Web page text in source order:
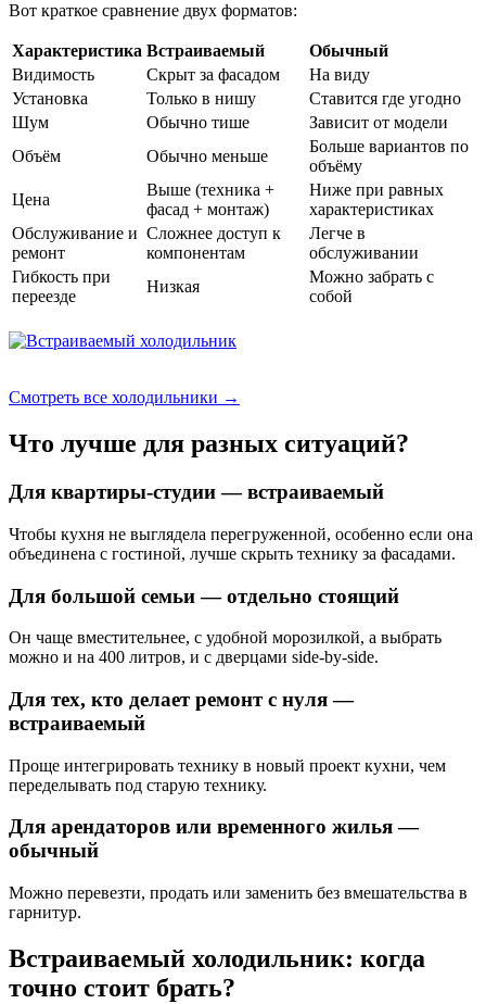
Вот краткое сравнение двух форматов:
Характеристика Встраиваемый
Обычный
Видимость
Скрыт за фасадом
На виду
Установка
Только в нишу
Ставится где угодно
Шум
Обычно тише
Зависит от модели
Объём
Обычно меньше
Больше вариантов по
объёму
Цена
Выше (техника +
фасад + монтаж)
Ниже при равных
характеристиках
Обслуживание и
ремонт
Сложнее доступ к
компонентам
Легче в
обслуживании
Гибкость при
переезде
Низкая
Можно забрать с
собой
Смотреть все холодильники →
Что лучше для разных ситуаций?
Для квартиры-студии — встраиваемый
Чтобы кухня не выглядела перегруженной, особенно если она
объединена с гостиной, лучше скрыть технику за фасадами.
Для большой семьи — отдельно стоящий
Он чаще вместительнее, с удобной морозилкой, а выбрать
можно и на 400 литров, и с дверцами side-by-side.
Для тех, кто делает ремонт с нуля —
встраиваемый
Проще интегрировать технику в новый проект кухни, чем
переделывать под старую технику.
Для арендаторов или временного жилья —
обычный
Можно перевезти, продать или заменить без вмешательства в
гарнитур.
Встраиваемый холодильник: когда
точно стоит брать?